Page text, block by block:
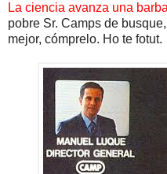
La ciencia avanza una
pobre Sr. Camps de
mejor, cómprelo. Ho te fotut.